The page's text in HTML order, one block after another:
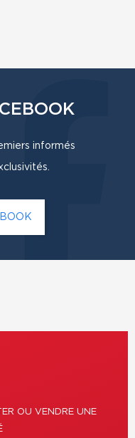
informés
OU VENDRE UNE